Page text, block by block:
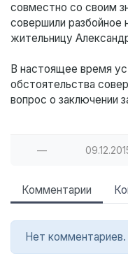
совместно со своим
совершили разбойное
жительницу
В настоящее время
обстоятельства
вопрос о заключении
—
Комментарии
Нет